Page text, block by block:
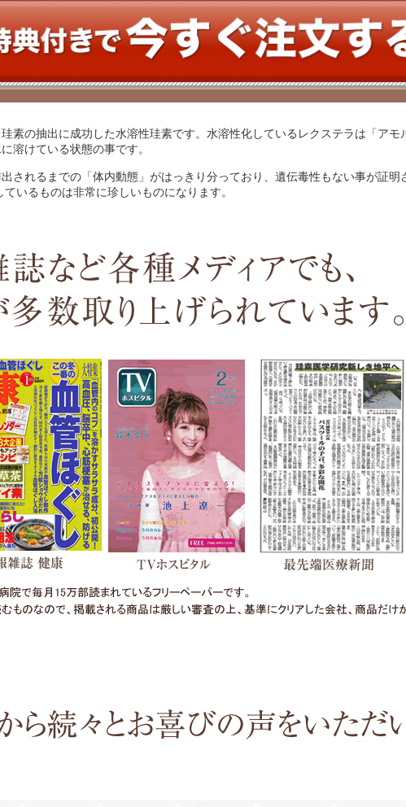
素の抽出に成功した水溶性珪素です。水溶性化しているレクステラは「アモ
溶けている状態の事です。
されるまでの「体内動態」がはっきり分っており、遺伝毒性もない事が証明
いるものは非常に珍しいものになります。